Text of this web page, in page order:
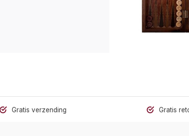
Gratis verzending Gratis